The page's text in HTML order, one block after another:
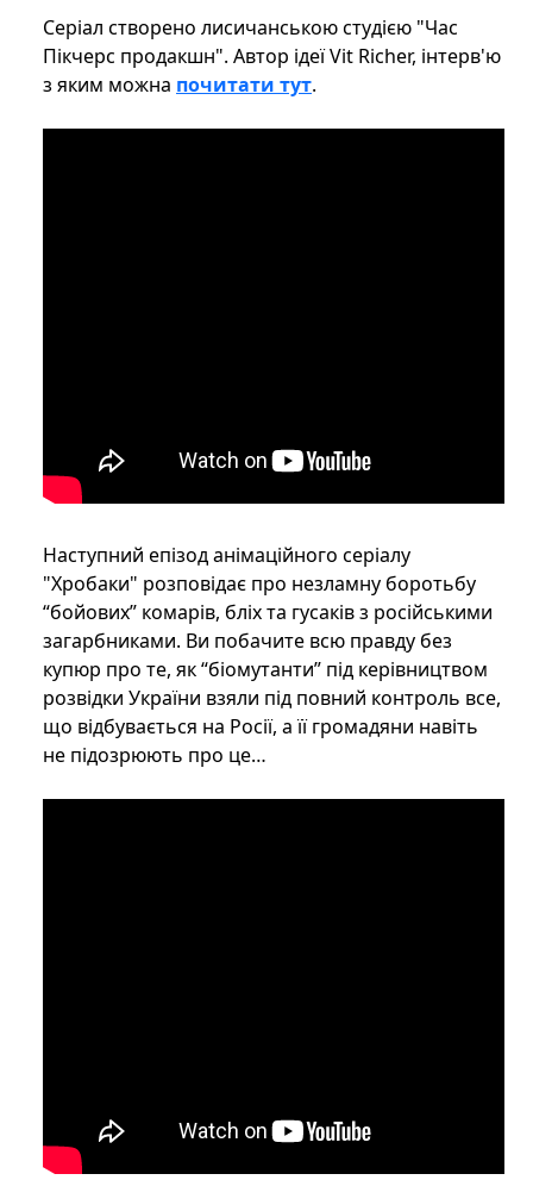
Серіал створено лисичанською студією "Час
Пікчерс продакшн". Автор ідеї Vit Richer, інтерв'ю
з яким можна почитати тут.
Наступний епізод анімаційного серіалу
"Хробаки" розповідає про незламну боротьбу
“бойових” комарів, бліх та гусаків з російськими
загарбниками. Ви побачите всю правду без
купюр про те, як “біомутанти” під керівництвом
розвідки України взяли під повний контроль все,
що відбувається на Росії, а її громадяни навіть
не підозрюють про це…